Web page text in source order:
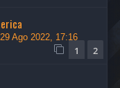
29 Ago 2022, 17:16
1 2